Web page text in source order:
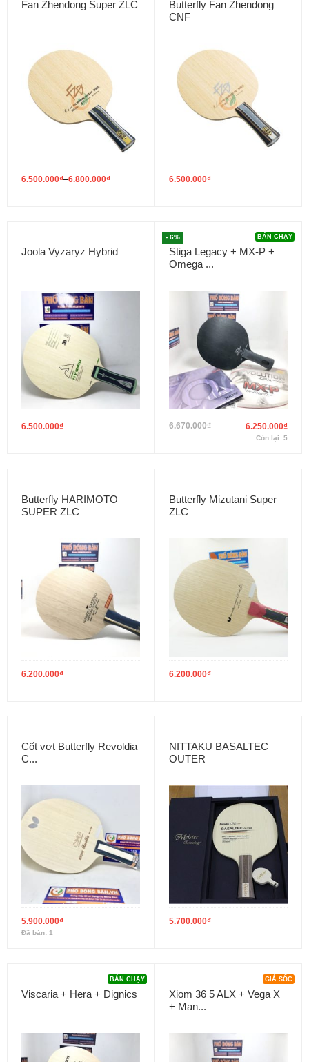
Fan Zhendong Super ZLC
6.500.000₫–6.800.000₫
Butterfly Fan Zhendong
CNF
6.500.000₫
Joola Vyzaryz Hybrid
6.500.000₫
Stiga Legacy + MX-P +
Omega ...
6.670.000₫ 6.250.000₫
- 6% BÁN CHẠY
Còn lại: 5
Butterfly HARIMOTO
SUPER ZLC
6.200.000₫
Butterfly Mizutani Super
ZLC
6.200.000₫
Cốt vợt Butterfly Revoldia
C...
5.900.000₫
Đã bán: 1
NITTAKU BASALTEC
OUTER
5.700.000₫
Viscaria + Hera + Dignics
BÁN CHẠY
Xiom 36 5 ALX + Vega X
+ Man...
GIÁ SỐC